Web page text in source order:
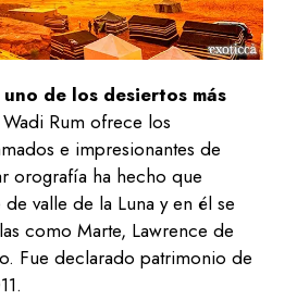
uno de los desiertos más
Rum ofrece los
e impresionantes de
orografía ha hecho que
valle de la Luna y en él se
como Marte, Lawrence de
Fue declarado patrimonio de